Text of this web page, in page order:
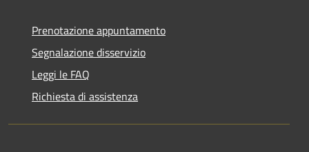
Prenotazione appuntamento
Segnalazione disservizio
Leggi le FAQ
Richiesta di assistenza